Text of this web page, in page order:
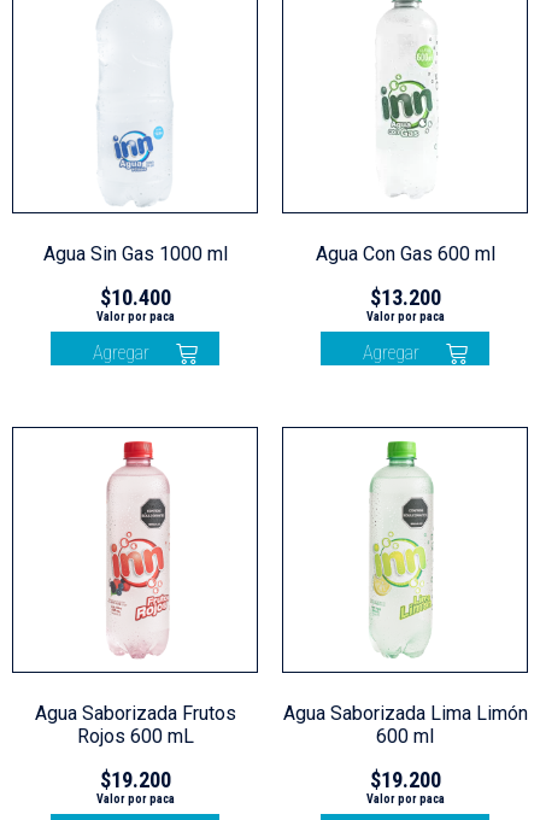
Agua Sin Gas 1000 ml
$10.400
Agregar
Agua Con Gas 600 ml
$13.200
Agregar
Agua Saborizada Frutos
Rojos 600 mL
$19.200
Agua Saborizada Lima Limón
600 ml
$19.200